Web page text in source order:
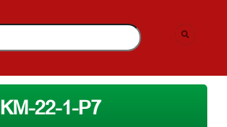
KM-22-1-P7